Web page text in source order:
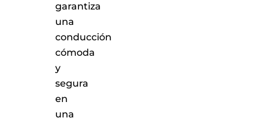
garantiza
una
conducción
cómoda
y
segura
en
una